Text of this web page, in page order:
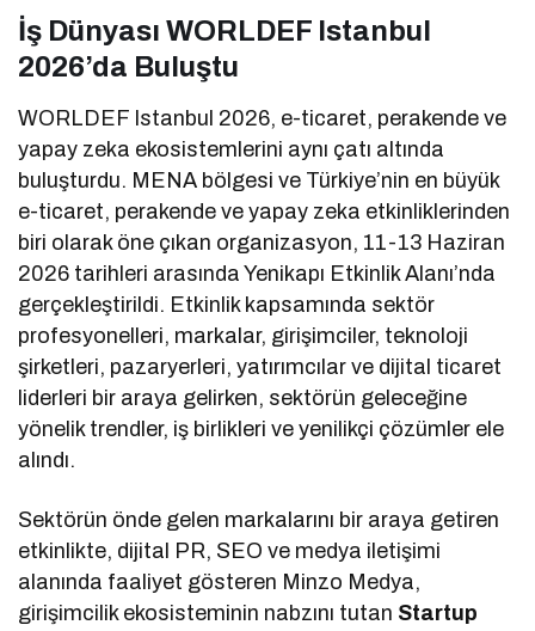
İş Dünyası WORLDEF Istanbul
2026’da Buluştu
WORLDEF Istanbul 2026, e-ticaret, perakende ve
yapay zeka ekosistemlerini aynı çatı altında
buluşturdu. MENA bölgesi ve Türkiye’nin en büyük
e-ticaret, perakende ve yapay zeka etkinliklerinden
biri olarak öne çıkan organizasyon, 11-13 Haziran
2026 tarihleri arasında Yenikapı Etkinlik Alanı’nda
gerçekleştirildi. Etkinlik kapsamında sektör
profesyonelleri, markalar, girişimciler, teknoloji
şirketleri, pazaryerleri, yatırımcılar ve dijital ticaret
liderleri bir araya gelirken, sektörün geleceğine
yönelik trendler, iş birlikleri ve yenilikçi çözümler ele
alındı.
Sektörün önde gelen markalarını bir araya getiren
etkinlikte, dijital PR, SEO ve medya iletişimi
alanında faaliyet gösteren Minzo Medya,
girişimcilik ekosisteminin nabzını tutan Startup